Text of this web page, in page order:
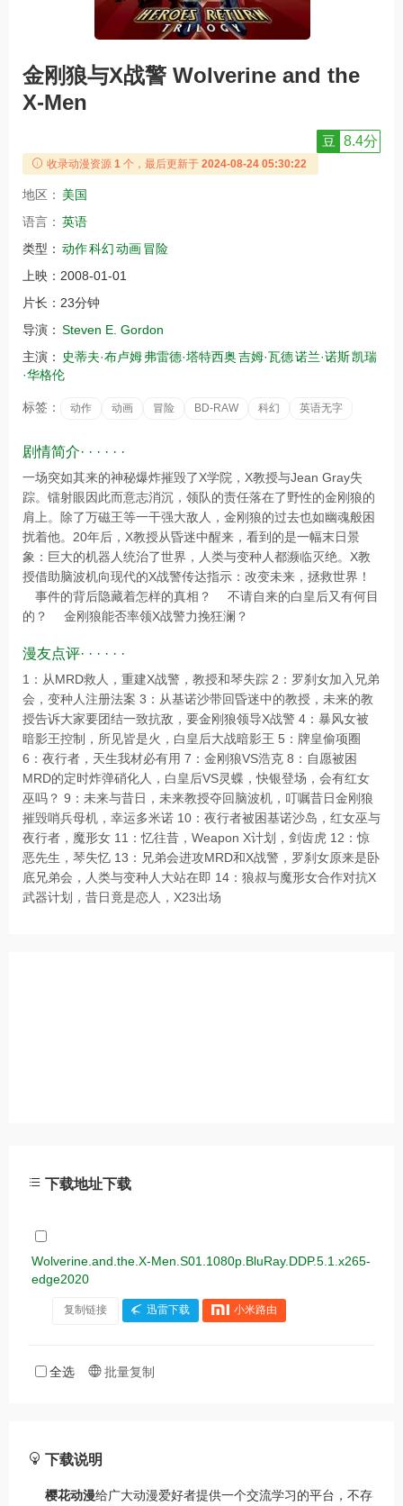
金刚狼与X战警 Wolverine and the
X-Men
豆 8.4分
收录动漫资源 1 个，最后更新于 2024-08-24 05:30:22
地区： 美国
语言： 英语
类型： 动作科幻动画冒险
上映： 2008-01-01
片长： 23分钟
导演： Steven E. Gordon
主演：
史蒂夫·布卢姆弗雷德·塔特西奥吉姆·瓦德诺兰·诺斯凯瑞
·华格伦
标签： 动作 动画 冒险 BD-RAW 科幻 英语无字
剧情简介· · · · · ·
一场突如其来的神秘爆炸摧毁了X学院，X教授与Jean Gray失
踪。镭射眼因此而意志消沉，领队的责任落在了野性的金刚狼的
肩上。除了万磁王等一干强大敌人，金刚狼的过去也如幽魂般困
扰着他。20年后，X教授从昏迷中醒来，看到的是一幅末日景
象：巨大的机器人统治了世界，人类与变种人都濒临灭绝。X教
授借助脑波机向现代的X战警传达指示：改变未来，拯救世界！
事件的背后隐藏着怎样的真相？ 不请自来的白皇后又有何目
的？ 金刚狼能否率领X战警力挽狂澜？
漫友点评· · · · · ·
1：从MRD救人，重建X战警，教授和琴失踪 2：罗刹女加入兄弟
会，变种人注册法案 3：从基诺沙带回昏迷中的教授，未来的教
授告诉大家要团结一致抗敌，要金刚狼领导X战警 4：暴风女被
暗影王控制，所见皆是火，白皇后大战暗影王 5：牌皇偷项圈
6：夜行者，天生我材必有用 7：金刚狼VS浩克 8：自愿被困
MRD的定时炸弹硝化人，白皇后VS灵蝶，快银登场，会有红女
巫吗？ 9：未来与昔日，未来教授夺回脑波机，叮嘱昔日金刚狼
摧毁哨兵母机，幸运多米诺 10：夜行者被困基诺沙岛，红女巫与
夜行者，魔形女 11：忆往昔，Weapon X计划，剑齿虎 12：惊
恶先生，琴失忆 13：兄弟会进攻MRD和X战警，罗刹女原来是卧
底兄弟会，人类与变种人大站在即 14：狼叔与魔形女合作对抗X
武器计划，昔日竟是恋人，X23出场
下载地址下载
Wolverine.and.the.X-Men.S01.1080p.BluRay.DDP.5.1.x265-
edge2020
复制链接 迅雷下载 小米路由
全选 批量复制
下载说明
樱花动漫给广大动漫爱好者提供一个交流学习的平台，不存